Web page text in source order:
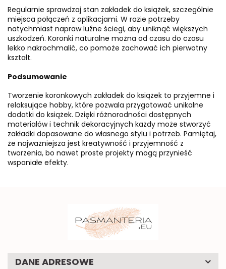
Regularnie sprawdzaj stan zakładek do książek, szczególnie
miejsca połączeń z aplikacjami. W razie potrzeby
natychmiast napraw luźne ściegi, aby uniknąć większych
uszkodzeń. Koronki naturalne można od czasu do czasu
lekko nakrochmalić, co pomoże zachować ich pierwotny
kształt.
Podsumowanie
Tworzenie koronkowych zakładek do książek to przyjemne i
relaksujące hobby, które pozwala przygotować unikalne
dodatki do książek. Dzięki różnorodności dostępnych
materiałów i technik dekoracyjnych każdy może stworzyć
zakładki dopasowane do własnego stylu i potrzeb. Pamiętaj,
że najważniejsza jest kreatywność i przyjemność z
tworzenia, bo nawet proste projekty mogą przynieść
wspaniałe efekty.
DANE ADRESOWE